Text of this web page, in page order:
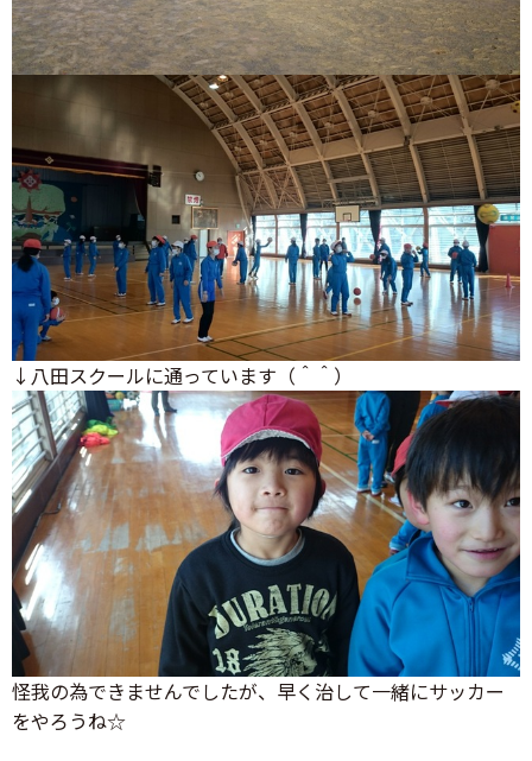
↓八田スクールに通っています（＾＾）
怪我の為できませんでしたが、早く治して一緒にサッカー
をやろうね☆